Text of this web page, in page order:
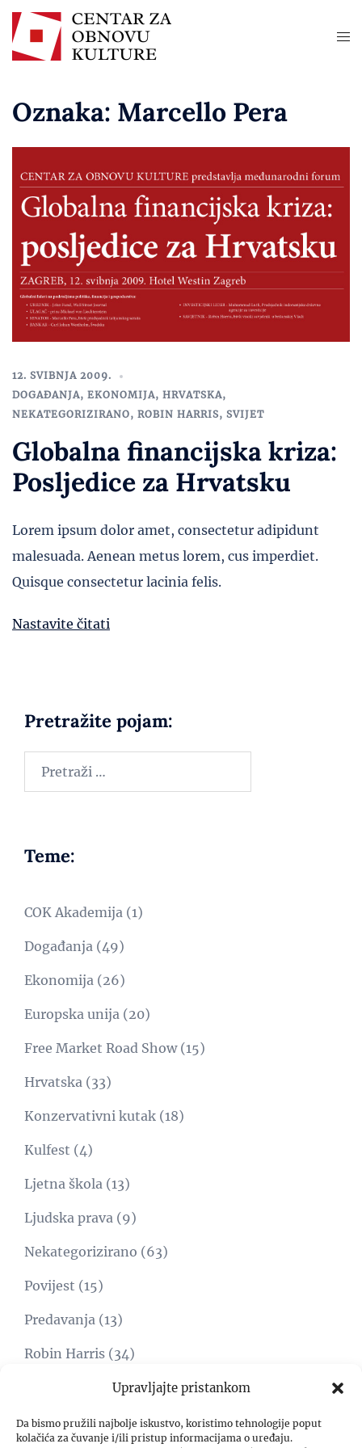
Upravljajte pristankom
Da bismo pružili najbolje iskustvo, koristimo tehnologije poput
kolačića za čuvanje i/ili pristup informacijama o uređaju.
Oznaka: Marcello Pera
12. SVIBNJA 2009.
DOGAĐANJA, EKONOMIJA, HRVATSKA,
NEKATEGORIZIRANO, ROBIN HARRIS, SVIJET
Globalna financijska kriza:
Posljedice za Hrvatsku
Lorem ipsum dolor amet, consectetur adipidunt
malesuada. Aenean metus lorem, cus imperdiet.
Quisque consectetur lacinia felis.
Nastavite čitati
Pretražite pojam:
Teme:
COK Akademija (1)
Događanja (49)
Ekonomija (26)
Europska unija (20)
Free Market Road Show(15)
Hrvatska (33)
Konzervativni kutak (18)
Kulfest (4)
Ljetna škola (13)
Ljudska prava (9)
Nekategorizirano (63)
Povijest (15)
Predavanja (13)
Robin Harris (34)
Umjetnost(1)